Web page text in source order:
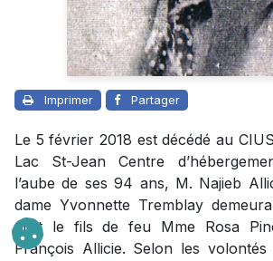
Imprimer Partager
Le 5 février 2018 est décédé au
Lac St-Jean Centre
l’aube de ses 94 ans, M. Najieb
dame Yvonnette Tremblay
était le fils de feu Mme Rosa
François Allicie. Selon les